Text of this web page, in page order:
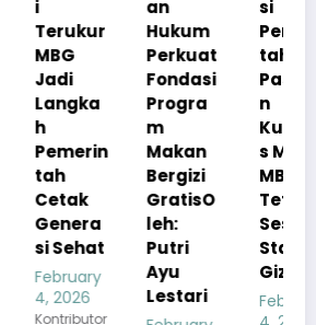
Sehat
Hukum
Perkuat
Fondasi
Progra
Makan
Bergizi
GratisO
leh:
Putri
Ayu
Lestari
Pemerin
tah
Pastika
n
Kualita
s Menu
MBG
Tetap
Sesuai
Standar
February